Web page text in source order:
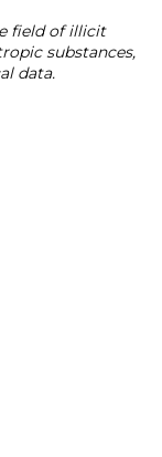
field of illicit
substances,
data.